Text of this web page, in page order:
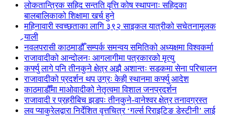
लोकतान्त्रिक सहिद सन्तति वृत्ति कोष स्थापनाः सहिदका
बालबालिकाको शिक्षामा खर्च हुने
महिनावारी स्वच्छताका लागि ३९२ साइकल यात्रीको सचेतनामूलक
र्‍याली
नवलपरासी काठमाडौँ सम्पर्क समन्वय समितिको अध्यक्षमा विश्वकर्मा
राजावादीको आन्दोलनः आगलागीमा पत्रकारको मृत्यु
कर्फ्यु लागे पनि तीनकुने क्षेत्र अझै अशान्तः सडकमा सेना परिचालन
राजावादीको प्रदर्शन थप उग्रः केही स्थानमा कर्फ्यु आदेश
काठमाडौँमा माओवादीको नेतृत्वमा विशाल जनप्रदर्शन
राजावादी र प्रहरीबिच झडपः तीनकुने-वानेश्वर क्षेत्र तनावग्रस्त
लव प्याकुरेलद्वारा निर्देशित वृत्तचित्र ‘गर्ल्स रिराइटिङ डेस्टीनी’ लाई